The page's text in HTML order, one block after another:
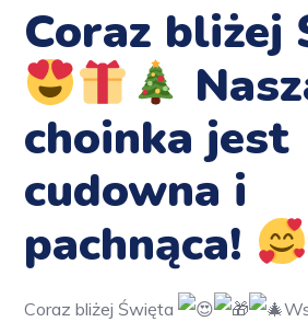
Coraz bliżej
choinka jest
cudowna i
pachnąca!
Coraz bliżej Święta